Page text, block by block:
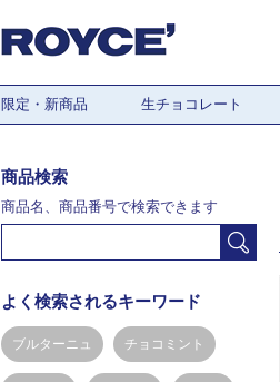
限定・新商品 生チョコレート
商品検索
商品名、商品番号で検索できます
よく検索されるキーワード
ブルターニュ チョコミント